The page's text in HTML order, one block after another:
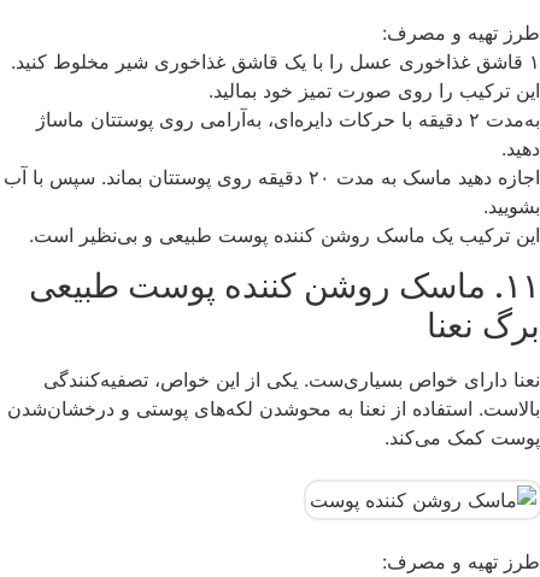
طرز تهیه و مصرف:
۱ قاشق غذاخوری عسل را با یک قاشق غذاخوری شیر مخلوط کنید.
این ترکیب را روی صورت تمیز خود بمالید.
به‌مدت ۲ دقیقه با حرکات دایره‌ای، به‌آرامی روی پوستتان ماساژ
دهید.
اجازه دهید ماسک به مدت ۲۰ دقیقه روی پوستتان بماند. سپس با آب
بشویید.
این ترکیب یک ماسک روشن کننده پوست طبیعی و بی‌نظیر است.
۱۱. ماسک روشن کننده پوست طبیعی
برگ نعنا
نعنا دارای خواص بسیاری‌ست. یکی از این خواص، تصفیه‌کنندگی
بالاست. استفاده از نعنا به محوشدن لکه‌های پوستی و درخشان‌شدن
پوست کمک می‌کند.
طرز تهیه و مصرف: